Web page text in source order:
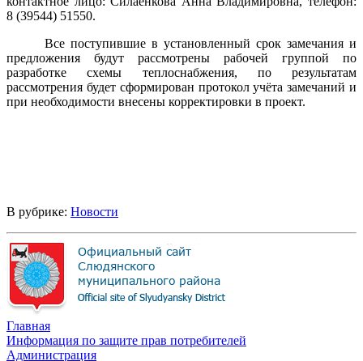
8 (39544) 51550.
Все поступившие в установленный срок замечания и
предложения будут рассмотрены рабочей группой по
разработке схемы теплоснабжения, по результатам
рассмотрения будет сформирован протокол учёта замечаний и
при необходимости внесены корректировки в проект.
В рубрике: Новости
Главная
Информация по защите прав потребителей
Администрация